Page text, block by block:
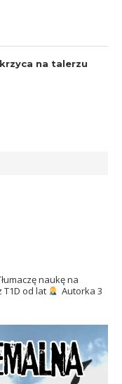
na talerzu
naukę na
T1D od lat
Autorka 3